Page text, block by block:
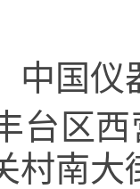
中国
台区西
村南大